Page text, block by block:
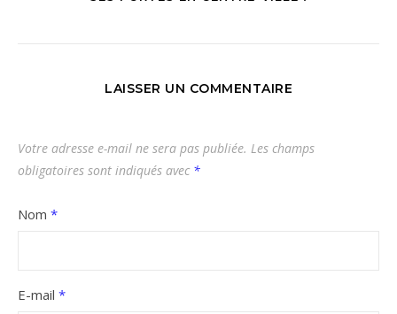
LAISSER UN COMMENTAIRE
Votre adresse e-mail ne sera pas publiée. Les champs
obligatoires sont indiqués avec *
Nom *
E-mail *